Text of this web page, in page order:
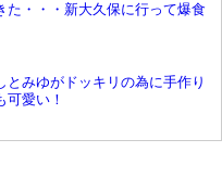
た・・・新大久保に行って爆食
とみゆがドッキリの為に手作り
可愛い！